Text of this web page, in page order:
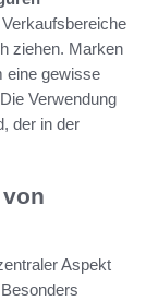
ziehen. Marken
eine gewisse
Verwendung
der in der
Aspekt